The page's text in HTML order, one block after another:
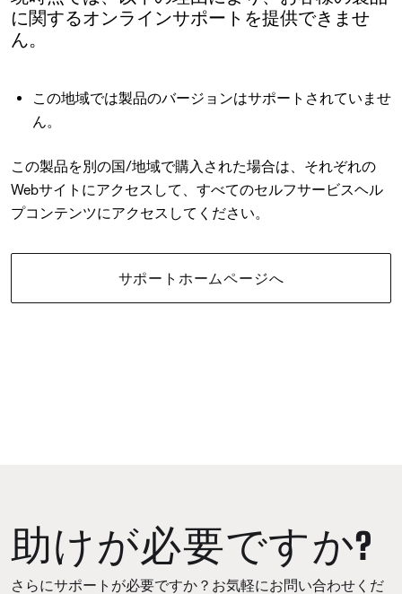
に関するオンラインサポートを提供できませ
ん。
この地域では製品のバージョンはサポートされていませ
ん。
この製品を別の国/地域で購入された場合は、それぞれの
Webサイトにアクセスして、すべてのセルフサービスヘル
プコンテンツにアクセスしてください。
サポートホームページへ
助けが必要ですか?
さらにサポートが必要ですか？お気軽にお問い合わせくだ